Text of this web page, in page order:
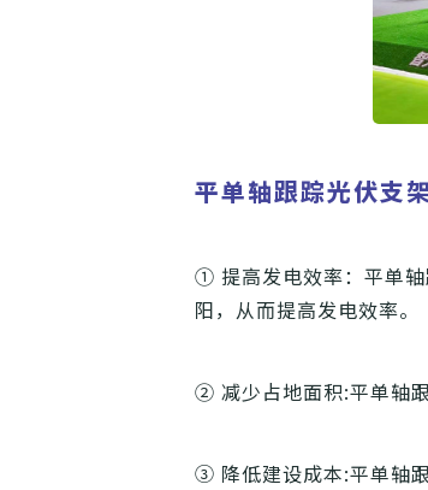
平单轴跟踪光伏支
① 提高发电效率：平单
阳，从而提高发电效率。
② 减少占地面积:平单轴
③ 降低建设成本:平单轴